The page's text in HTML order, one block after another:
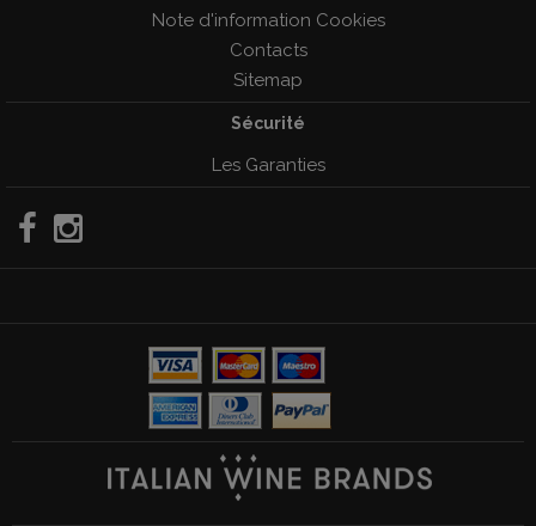
Note d'information Cookies
Contacts
Sitemap
Sécurité
Les Garanties